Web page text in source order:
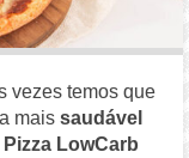
vezes temos que
maissaudável
Pizza LowCarb